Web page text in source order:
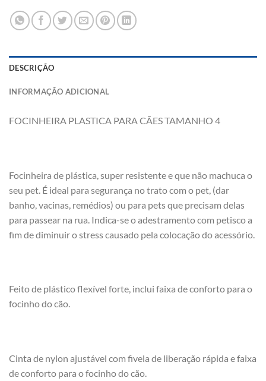
DESCRIÇÃO
INFORMAÇÃO ADICIONAL
FOCINHEIRA PLASTICA PARA CÃES TAMANHO 4
Focinheira de plástica, super resistente e que não machuca o
seu pet. É ideal para segurança no trato com o pet, (dar
banho, vacinas, remédios) ou para pets que precisam delas
para passear na rua. Indica-se o adestramento com petisco a
fim de diminuir o stress causado pela colocação do acessório.
Feito de plástico flexível forte, inclui faixa de conforto para o
focinho do cão.
Cinta de nylon ajustável com fivela de liberação rápida e faixa
de conforto para o focinho do cão.